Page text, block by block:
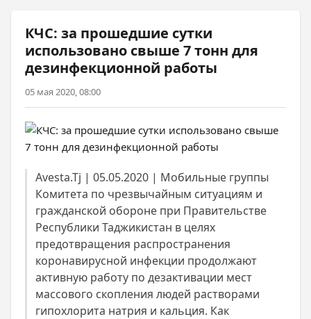
КЧС: за прошедшие сутки
использовано свыше 7 тонн для
дезинфекционной работы
05 мая 2020, 08:00
Avesta.Tj | 05.05.2020 | Мобильные группы
Комитета по чрезвычайным ситуациям и
гражданской обороне при Правительстве
Республики Таджикистан в целях
предотвращения распространения
коронавирусной инфекции продолжают
активную работу по дезактивации мест
массового скопления людей растворами
гипохлорита натрия и кальция. Как